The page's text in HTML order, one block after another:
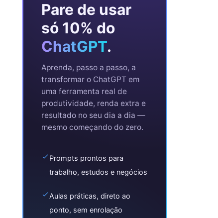
Pare de usar
só 10% do
ChatGPT.
Aprenda, passo a passo, a
transformar o ChatGPT em
uma ferramenta real de
produtividade, renda extra e
resultado no seu dia a dia —
mesmo começando do zero.
Prompts prontos para
trabalho, estudos e negócios
Aulas práticas, direto ao
ponto, sem enrolação